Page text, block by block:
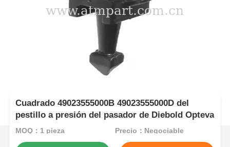
Cuadrado 49023555000B 49023555000D del
pestillo a presión del pasador de Diebold Opteva
MOQ：1 pieza Precio：Negociable